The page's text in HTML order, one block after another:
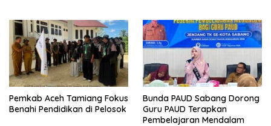
Pemkab Aceh Tamiang Fokus
Benahi Pendidikan di Pelosok
Bunda PAUD Sabang Dorong
Guru PAUD Terapkan
Pembelajaran Mendalam